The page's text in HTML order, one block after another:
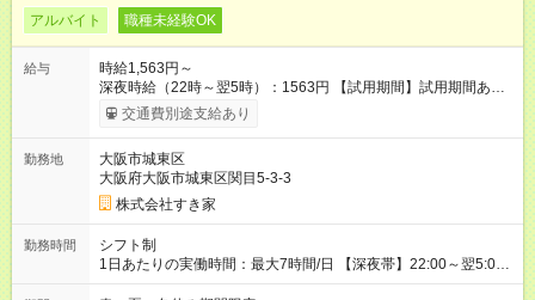
アルバイト 職種未経験OK
給与
時給1,563円～
深夜時給（22時～翌5時）：1563円 【試用期間】試用期間あり
試用期間の長さ：1ヶ月 雇用形態、給与は本採用時と同じです。
試用期間の実態は30日（※条件変更なし）ですが、切り上げで
同時給）
交通費別途支給あり
勤務地
大阪市城東区
大阪府大阪市城東区関目5-3-3
株式会社すき家
勤務時間
シフト制
1日あたりの実働時間：最大7時間/日 【深夜帯】22:00～翌5:00
週2日～・1日2h～OK◎ ※22:00から翌5:00までは18歳以上の方